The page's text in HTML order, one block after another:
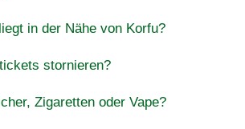
in der Nähe von Korfu?
stornieren?
Zigaretten oder Vape?